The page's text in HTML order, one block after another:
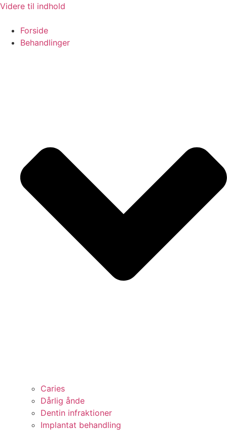
Videre til indhold
Forside
Behandlinger
Caries
Dårlig ånde
Dentin infraktioner
Implantat behandling